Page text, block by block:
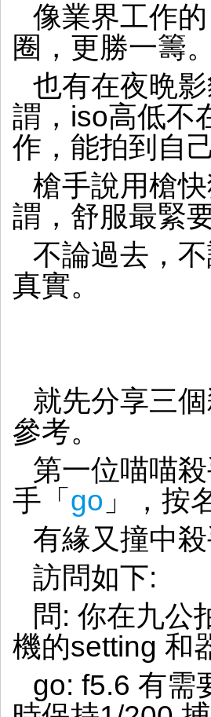
像業界工作
圈，更勝一籌。
也有在夜晩
謂，iso高低不
作，能拍到自
槍手說用槍
謂，舒服最緊要
不論過去，
真實。
就先分享三
參考。
第一位喵喵
手「 go 」，按
有緣又撞中
訪問如下:
問: 你在九公
機的setting 和
go: f5.6 有需